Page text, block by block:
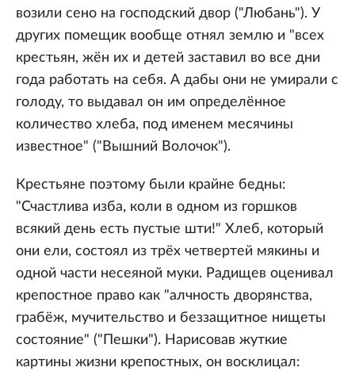
возили сено на господский двор ("Любань"). У
других помещик вообще отнял землю и "всех
крестьян, жён их и детей заставил во все дни
года работать на себя. А дабы они не умирали с
голоду, то выдавал он им определённое
количество хлеба, под именем месячины
известное" ("Вышний Волочок").
Крестьяне поэтому были крайне бедны:
"Счастлива изба, коли в одном из горшков
всякий день есть пустые шти!" Хлеб, который
они ели, состоял из трёх четвертей мякины и
одной части несеяной муки. Радищев оценивал
крепостное право как "алчность дворянства,
грабёж, мучительство и беззащитное нищеты
состояние" ("Пешки"). Нарисовав жуткие
картины жизни крепостных, он восклицал: